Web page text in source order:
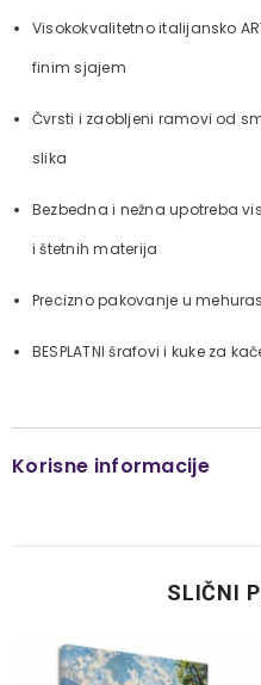
Visokokvalitetno italijansko
finim sjajem
Čvrsti i zaobljeni ramovi od
slika
Bezbedna i nežna upotreba
i štetnih materija
Precizno pakovanje u
BESPLATNI šrafovi i kuke za
Korisne informacije
SLIČNI